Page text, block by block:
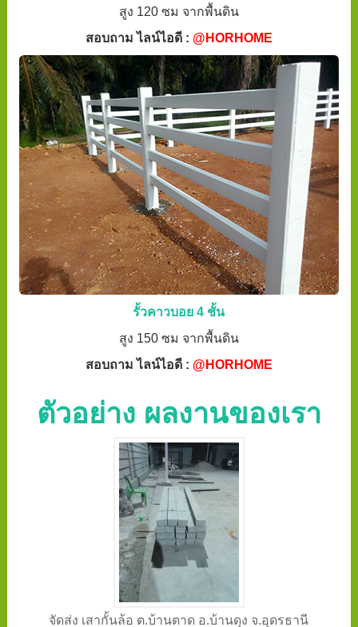
สูง 120 ซม จากพื้นดิน
สอบถาม ไลน์ไอดี : @HORHOME
รั้วคาวบอย 4 ชั้น
สูง 150 ซม จากพื้นดิน
สอบถาม ไลน์ไอดี : @HORHOME
ตัวอย่าง ผลงานของเรา
จัดส่ง เสากั้นล้อ ต.บ้านตาด อ.บ้านดุง จ.อุดรธานี